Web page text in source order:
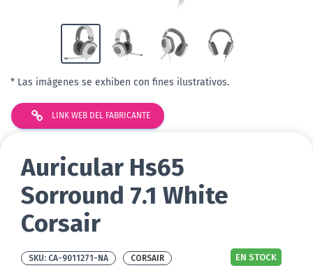
* Las imágenes se exhiben con fines ilustrativos.
LINK WEB DEL FABRICANTE
Auricular Hs65
Sorround 7.1 White
Corsair
CA-9011271-NA EN STOCK
CORSAIR